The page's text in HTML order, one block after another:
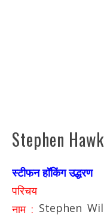
Stephen
स्टीफन हॉकिंग उद्धरण
परिचय
नाम : Stephen